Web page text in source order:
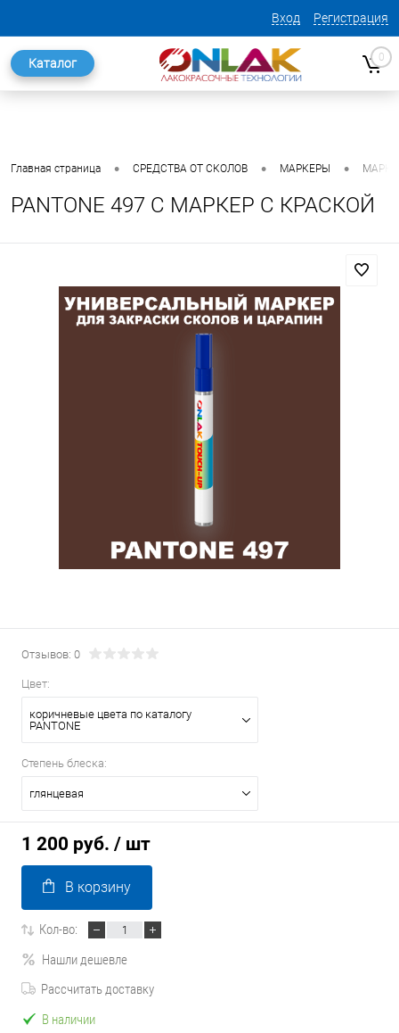
Вход Регистрация
Каталог 0
Главная страница • СРЕДСТВА ОТ СКОЛОВ • МАРКЕРЫ •
PANTONE 497 C МАРКЕР С КРАСКОЙ
Отзывов: 0
Цвет:
коричневые цвета по каталогу
PANTONE
Степень блеска:
глянцевая
1 200 руб. / шт
В корзину
Кол-во:
Нашли дешевле
Рассчитать доставку
В наличии